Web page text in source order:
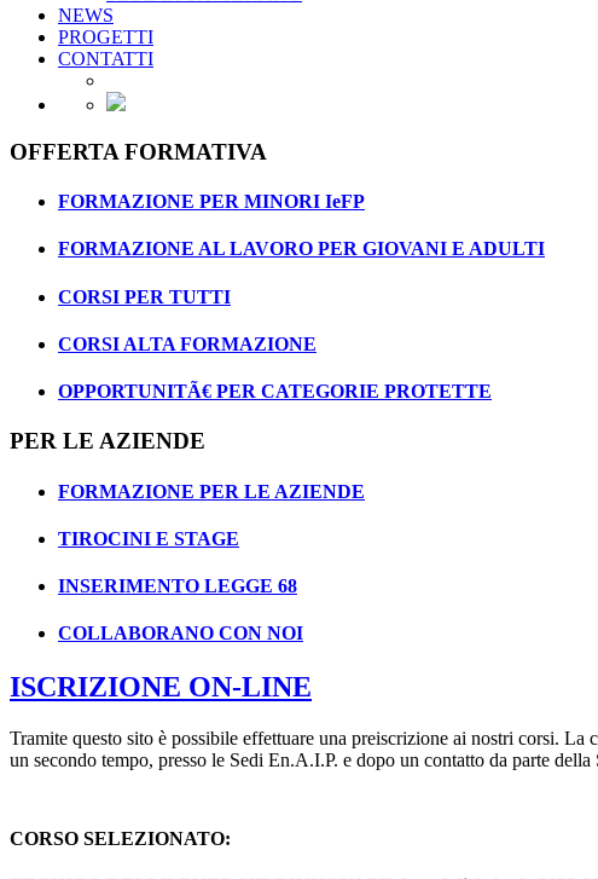
NEWS
PROGETTI
CONTATTI
OFFERTA FORMATIVA
FORMAZIONE PER MINORI IeFP
FORMAZIONE AL LAVORO PER GIOVANI E ADULTI
CORSI PER TUTTI
CORSI ALTA FORMAZIONE
OPPORTUNITÃ€ PER CATEGORIE PROTETTE
PER LE AZIENDE
FORMAZIONE PER LE AZIENDE
TIROCINI E STAGE
INSERIMENTO LEGGE 68
COLLABORANO CON NOI
ISCRIZIONE ON-LINE
Tramite questo sito è possibile effettuare una preiscrizione ai nostri corsi.
un secondo tempo, presso le Sedi En.A.I.P. e dopo un contatto da parte della
CORSO SELEZIONATO: